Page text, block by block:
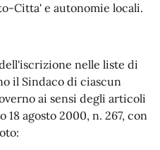
Citta' e autonomie locali.
nelle liste di
il Sindaco di ciascun
ai sensi degli articoli
18 agosto 2000, n. 267, con